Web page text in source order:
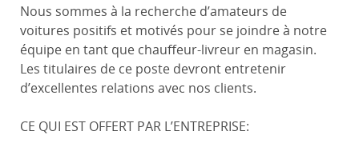
Nous sommes à la recherche d’amateurs de
voitures positifs et motivés pour se joindre à notre
équipe en tant que chauffeur-livreur en magasin.
Les titulaires de ce poste devront entretenir
d’excellentes relations avec nos clients.
CE QUI EST OFFERT PAR L’ENTREPRISE: